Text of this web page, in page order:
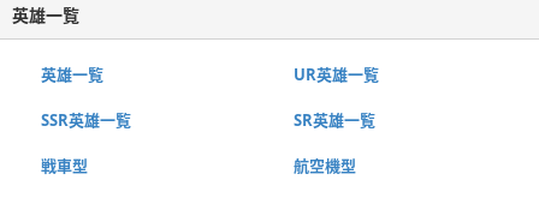
英雄一覧
英雄一覧 UR英雄一覧
SSR英雄一覧 SR英雄一覧
戦車型 航空機型